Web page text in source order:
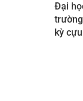
Đại
kỳ